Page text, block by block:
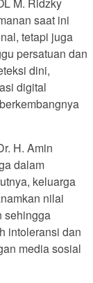
saat ini
tetapi juga
persatuan dan
dini,
digital
H. Amin
dalam
keluarga
nilai
sehingga
intoleransi dan
media sosial